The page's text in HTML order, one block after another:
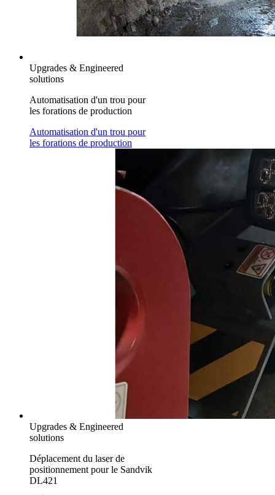
Upgrades & Engineered
solutions
Automatisation d'un trou pour
les forations de production
Automatisation d'un trou pour
les forations de production
Upgrades & Engineered
solutions
Déplacement du laser de
positionnement pour le Sandvik
DL421